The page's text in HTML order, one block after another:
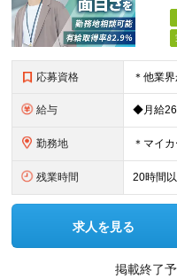
応募資格
給与
勤務地
残業時間 20時間
求人を見る
掲載終了